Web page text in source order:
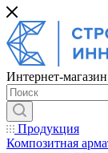
Интернет-магазин
Продукция
Композитная